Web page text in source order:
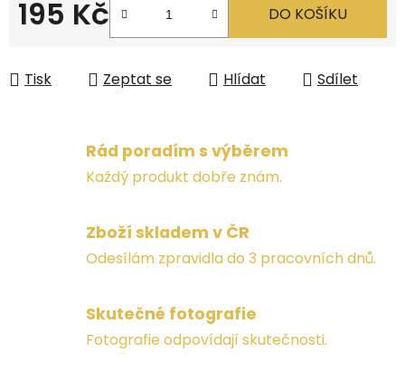
195 Kč DO KOŠÍKU
Tisk Zeptat se Hlídat Sdílet
Rád poradím s výběrem
Každý produkt dobře znám.
Zboží skladem v ČR
Odesílám zpravidla do 3 pracovních dnů.
Skutečné fotografie
Fotografie odpovídají skutečnosti.